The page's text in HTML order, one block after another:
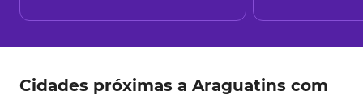
Cidades próximas a Araguatins com